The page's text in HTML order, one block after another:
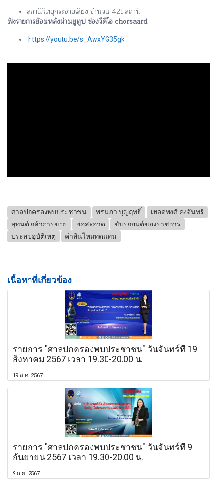
สถานีวิทยุกระจายเสียง จำนวน 421 สถานี
ฟังรายการย้อนหลังผ่านยูทูป ช่องวีดีโอ chorsaard
https://youtu.be/s_AwxYG35gk
ศาลปกครองพบประชาชน พรนภา บุญฤทธิ์
เทอดพงศ์ คงจันทร์
สุทนต์ กล้าการขาย
ช่อสะอาด
ขับรถยนต์ของราชการ
ประสบอุบัติเหตุ
ค่าสินไหมทดแทน
เนื้อหาที่เกี่ยวข้อง
รายการ "ศาลปกครองพบประชาชน" วันจันทร์ที่ 19
สิงหาคม 2567 เวลา 19.30-20.00 น.
19 ส.ค. 2567
รายการ "ศาลปกครองพบประชาชน" วันจันทร์ที่ 9
กันยายน 2567 เวลา 19.30-20.00 น.
9 ก.ย. 2567